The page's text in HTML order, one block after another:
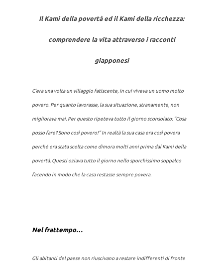
Il Kami della povertà ed il Kami della ricchezza:
comprendere la vita attraverso i racconti
giapponesi
C’era una volta un villaggio fatiscente, in cui viveva un uomo molto
povero. Per quanto lavorasse, la sua situazione, stranamente, non
migliorava mai. Per questo ripeteva tutto il giorno sconsolato: “Cosa
posso fare? Sono così povero!”In realtà la sua casa era così povera
perché era stata scelta come dimora molti anni prima dal Kami della
povertà. Questi oziava tutto il giorno nello sporchissimo soppalco
facendo in modo che la casa restasse sempre povera.
Nel frattempo…
Gli abitanti del paese non riuscivano a restare indifferenti di fronte